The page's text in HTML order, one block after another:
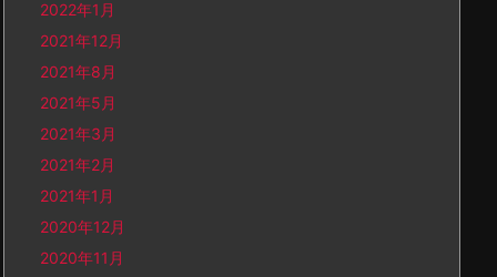
2022年1月
2021年12月
2021年8月
2021年5月
2021年3月
2021年2月
2021年1月
2020年12月
2020年11月